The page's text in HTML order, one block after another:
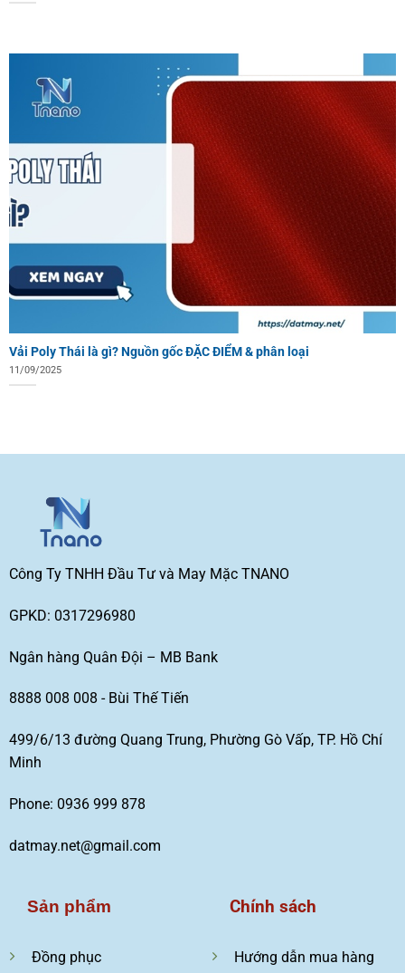
Vải Poly Thái là gì? Nguồn gốc ĐẶC ĐIỂM & phân loại
11/09/2025
Công Ty TNHH Đầu Tư và May Mặc TNANO
GPKD: 0317296980
Ngân hàng Quân Đội – MB Bank
8888 008 008 - Bùi Thế Tiến
499/6/13 đường Quang Trung, Phường Gò Vấp, TP. Hồ Chí
Minh
Phone: 0936 999 878
datmay.net@gmail.com
Sản phẩm
Đồng phục
Chính sách
Hướng dẫn mua hàng